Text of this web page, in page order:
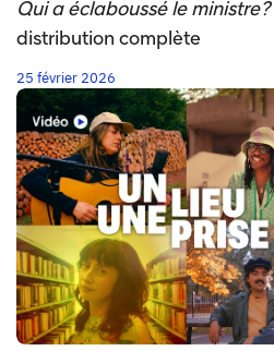
Qui a éclaboussé le ministre?
distribution complète
25 février 2026